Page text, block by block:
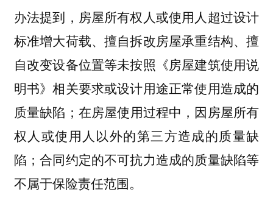
办法提到，房屋所有权人或使用人超过设计
标准增大荷载、擅自拆改房屋承重结构、擅
自改变设备位置等未按照《房屋建筑使用说
明书》相关要求或设计用途正常使用造成的
质量缺陷；在房屋使用过程中，因房屋所有
权人或使用人以外的第三方造成的质量缺
陷；合同约定的不可抗力造成的质量缺陷等
不属于保险责任范围。